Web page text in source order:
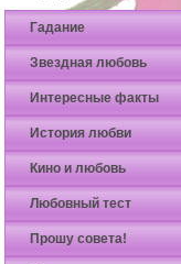
Гадание
Звездная любовь
Интересные факты
История любви
Кино и любовь
Любовный тест
Прошу совета!